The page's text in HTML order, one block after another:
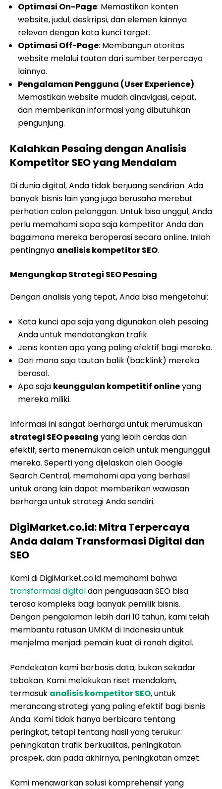
Optimasi On-Page: Memastikan konten
website, judul, deskripsi, dan elemen lainnya
relevan dengan kata kunci target.
Optimasi Off-Page: Membangun otoritas
website melalui tautan dari sumber terpercaya
lainnya.
Pengalaman Pengguna (User Experience):
Memastikan website mudah dinavigasi, cepat,
dan memberikan informasi yang dibutuhkan
pengunjung.
Kalahkan Pesaing dengan Analisis
Kompetitor SEO yang Mendalam
Di dunia digital, Anda tidak berjuang sendirian. Ada
banyak bisnis lain yang juga berusaha merebut
perhatian calon pelanggan. Untuk bisa unggul, Anda
perlu memahami siapa saja kompetitor Anda dan
bagaimana mereka beroperasi secara online. Inilah
pentingnya analisis kompetitor SEO.
Mengungkap Strategi SEO Pesaing
Dengan analisis yang tepat, Anda bisa mengetahui:
Kata kunci apa saja yang digunakan oleh pesaing
Anda untuk mendatangkan trafik.
Jenis konten apa yang paling efektif bagi mereka.
Dari mana saja tautan balik (backlink) mereka
berasal.
Apa saja keunggulan kompetitif onlineyang
mereka miliki.
Informasi ini sangat berharga untuk merumuskan
strategi SEO pesaing yang lebih cerdas dan
efektif, serta menemukan celah untuk mengungguli
mereka. Seperti yang dijelaskan oleh Google
Search Central, memahami apa yang berhasil
untuk orang lain dapat memberikan wawasan
berharga untuk strategi Anda sendiri.
DigiMarket.co.id: Mitra Terpercaya
Anda dalam Transformasi Digital dan
SEO
Kami di DigiMarket.co.id memahami bahwa
transformasi digitaldan penguasaan SEO bisa
terasa kompleks bagi banyak pemilik bisnis.
Dengan pengalaman lebih dari 10 tahun, kami telah
membantu ratusan UMKM di Indonesia untuk
menjelma menjadi pemain kuat di ranah digital.
Pendekatan kami berbasis data, bukan sekadar
tebakan. Kami melakukan riset mendalam,
termasuk analisis kompetitor SEO, untuk
merancang strategi yang paling efektif bagi bisnis
Anda. Kami tidak hanya berbicara tentang
peringkat, tetapi tentang hasil yang terukur:
peningkatan trafik berkualitas, peningkatan
prospek, dan pada akhirnya, peningkatan omzet.
Kami menawarkan solusi komprehensif yang